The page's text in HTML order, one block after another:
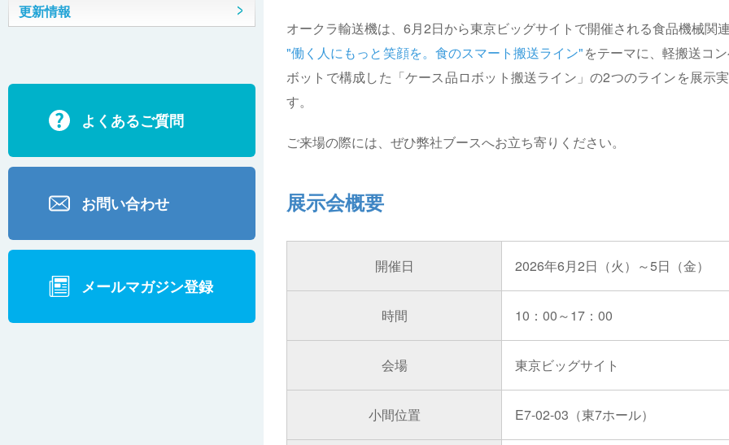
更新情報
よくあるご質問
お問い合わせ
メールマガジン登録
オークラ輸送機は、6月2日から東京ビッグサイトで開催される食品機械
"働く人にもっと笑顔を。食のスマート搬送ライン"をテーマに、軽搬送コ
ボットで構成した「ケース品ロボット搬送ライン」の2つのラインを展
す。
ご来場の際には、ぜひ弊社ブースへお立ち寄りください。
展示会概要
開催日 2026年6月2日（火）～5日（金）
時間 10：00～17：00
会場 東京ビッグサイト
小間位置 E7-02-03（東7ホール）